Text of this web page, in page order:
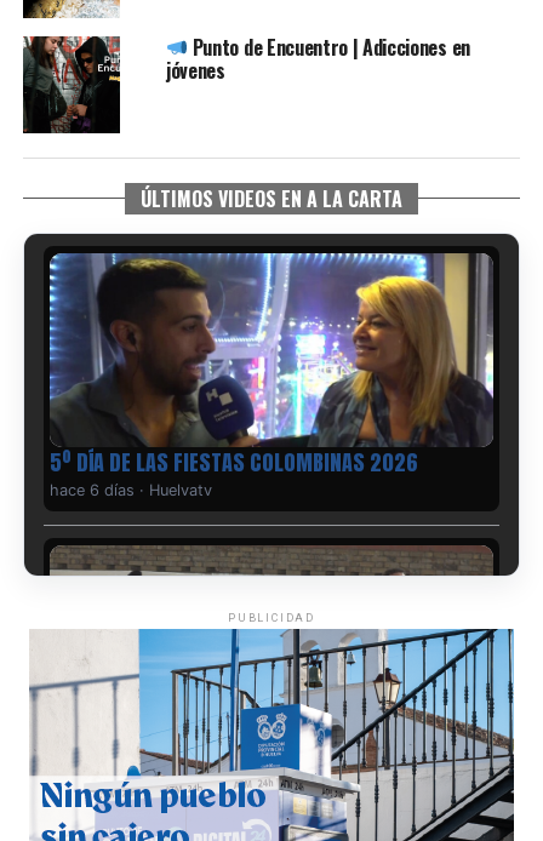
Punto de Encuentro | Adicciones en
jóvenes
ÚLTIMOS VIDEOS EN A LA CARTA
5º DÍA DE LAS FIESTAS COLOMBINAS 2026
hace 6 días · Huelvatv
CUARTA CORRIDA DE LAS FIESTAS COLOMBINAS
2026
hace 1 semana ·Huelvatv
PUBLICIDAD